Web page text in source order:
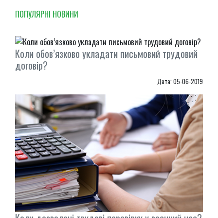
ПОПУЛЯРНI НОВИНИ
Коли обов’язково укладати письмовий трудовий
договір?
Дата: 05-06-2019